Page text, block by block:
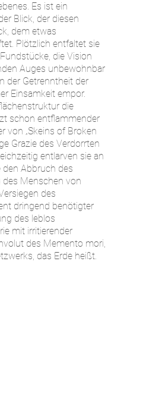
Es ist ein
Blick, der diesen
dem etwas
Plötzlich entfaltet sie
die Vision
Auges unbewohnbar
der Getrenntheit der
Einsamkeit empor.
die
schon entflammender
von „Skeins of Broken
Grazie des Verdorrten
entlarven sie an
den Abbruch des
des Menschen von
des
dringend benötigter
des leblos
mit irritierender
des Memento mori,
das Erde heißt.